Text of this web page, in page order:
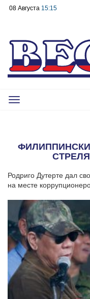
08 Августа 15:15
Toggle
Родриго Дутерте дал
на месте